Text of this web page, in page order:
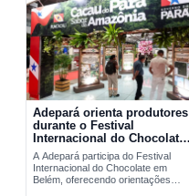
Adepará orienta produtores
durante o Festival
Internacional do Chocolate
em Belém
A Adepará participa do Festival
Internacional do Chocolate em
Belém, oferecendo orientações